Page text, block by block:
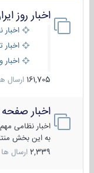
اخبار روز
اخبار
اخبار
اخبار
161,705 ارسال ها
اخبار صفحه
اخبار نظامی مهم
به این بخش
2,339 ارسال ها